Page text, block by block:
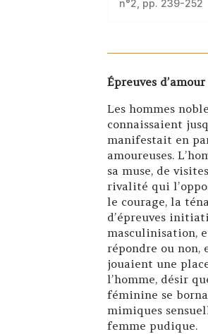
n°2, pp. 239-252
Épreuves
Les hommes
connaissaient
manifestait en
amoureuses.
sa muse, de
rivalité qui
le courage, la
d’épreuves
masculinisation,
répondre ou non,
jouaient une
l’homme, désir
féminine se
mimiques
femme pudique.